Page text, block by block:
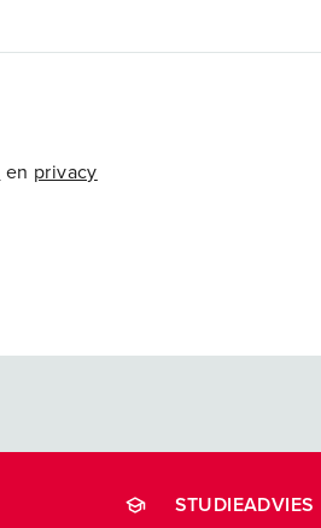
en privacy
STUDIEADVIES